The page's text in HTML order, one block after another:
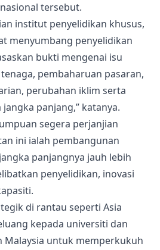
tersebut.
institut penyelidikan khusus,
menyumbang penyelidikan
bukti mengenai isu
pembaharuan pasaran,
perubahan iklim serta
panjang,” katanya.
segera perjanjian
ini ialah pembangunan
panjangnya jauh lebih
penyelidikan, inovasi
di rantau seperti Asia
kepada universiti dan
Malaysia untuk memperkukuh